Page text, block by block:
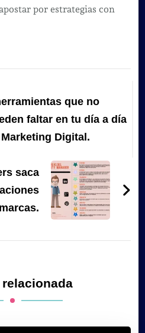
por estrategias con
que no
faltar en tu día a día
Digital.
saca